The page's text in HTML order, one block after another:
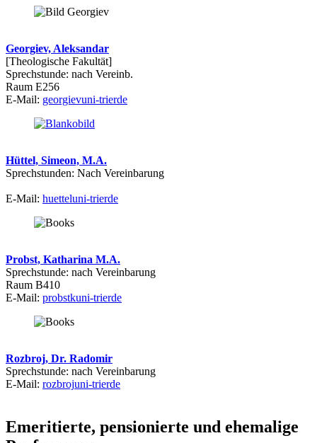
Georgiev, Aleksandar
[Theologische Fakultät]
Sprechstunde: nach Vereinb.
Raum E256
E-Mail: georgievuni-trierde
Hüttel, Simeon, M.A.
Sprechstunden: Nach Vereinbarung
E-Mail: huetteluni-trierde
Probst, Katharina M.A.
Sprechstunde: nach Vereinbarung
Raum B410
E-Mail: probstkuni-trierde
Rozbroj, Dr. Radomir
Sprechstunde: nach Vereinbarung
E-Mail: rozbrojuni-trierde
Emeritierte, pensionierte und ehemalige